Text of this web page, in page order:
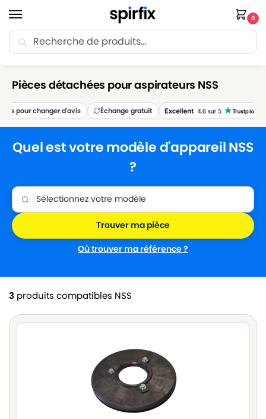
0
🚚 Livraison Point Relais offerte dès 30€ d’achat.
Pièces détachées pour aspirateurs NSS
pour changer d'avis Échange gratuit
Quel est votre modèle d'appareil NSS
?
Où trouver ma référence ?
Trouver ma pièce
3 produits compatibles NSS